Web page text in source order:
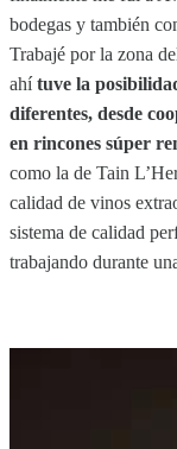
bodegas y también
Trabajé por la zona
ahítuve la
diferentes, desde
en rincones súper
como la de Tain
calidad de vinos
sistema de calidad
trabajando durante